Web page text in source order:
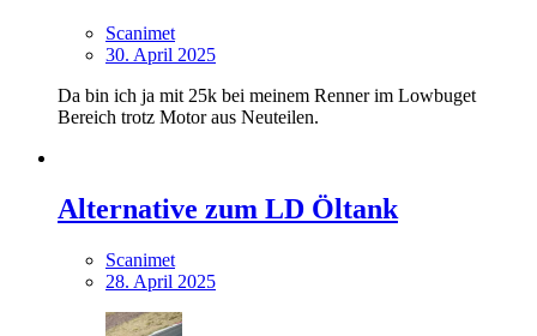
Scanimet
30. April 2025
Da bin ich ja mit 25k bei meinem Renner im Lowbuget
Bereich trotz Motor aus Neuteilen.
Alternative zum LD Öltank
Scanimet
28. April 2025